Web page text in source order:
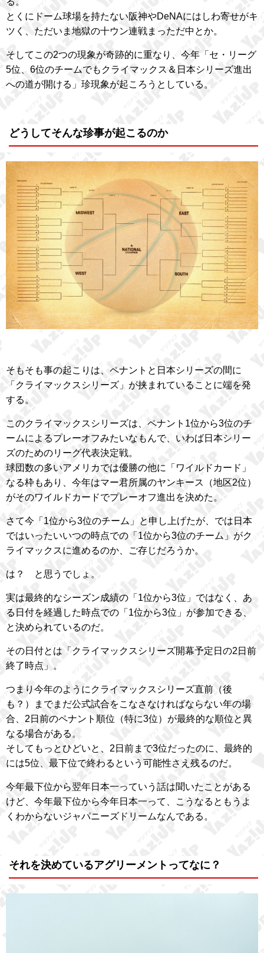
とくにドーム球場を持たない阪神やDeNAにはしわ寄せがキ
ツく、ただいま地獄の十ウン連戦まっただ中とか。
そしてこの2つの現象が奇跡的に重なり、今年「セ・リーグ
5位、6位のチームでもクライマックス＆日本シリーズ進出
への道が開ける」珍現象が起ころうとしている。
どうしてそんな珍事が起こるのか
そもそも事の起こりは、ペナントと日本シリーズの間に
「クライマックスシリーズ」が挟まれていることに端を発
する。
このクライマックスシリーズは、ペナント1位から3位のチ
ームによるプレーオフみたいなもんで、いわば日本シリー
ズのためのリーグ代表決定戦。
球団数の多いアメリカでは優勝の他に「ワイルドカード」
なる枠もあり、今年はマー君所属のヤンキース（地区2位）
がそのワイルドカードでプレーオフ進出を決めた。
さて今「1位から3位のチーム」と申し上げたが、では日本
ではいったいいつの時点での「1位から3位のチーム」がク
ライマックスに進めるのか、ご存じだろうか。
は？ と思うでしょ。
実は最終的なシーズン成績の「1位から3位」ではなく、あ
る日付を経過した時点での「1位から3位」が参加できる、
と決められているのだ。
その日付とは「クライマックスシリーズ開幕予定日の2日前
終了時点」。
つまり今年のようにクライマックスシリーズ直前（後
も？）までまだ公式試合をこなさなければならない年の場
合、2日前のペナント順位（特に3位）が最終的な順位と異
なる場合がある。
そしてもっとひどいと、2日前まで3位だったのに、最終的
には5位、最下位で終わるという可能性さえ残るのだ。
今年最下位から翌年日本一っていう話は聞いたことがある
けど、今年最下位から今年日本一って、こうなるともうよ
くわからないジャパニーズドリームなんである。
それを決めているアグリーメントってなに？